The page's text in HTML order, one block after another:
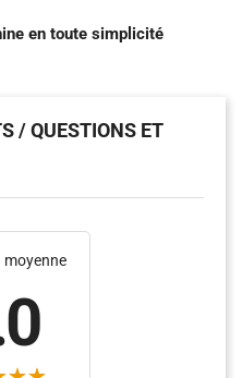
en toute simplicité
/ QUESTIONS ET
moyenne